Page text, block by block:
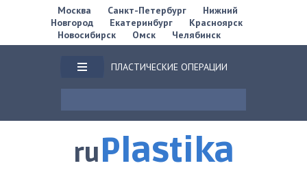
Москва Санкт-Петербург
Нижний
Новгород
Екатеринбург
Красноярск
Новосибирск
Омск Челябинск
ПЛАСТИЧЕСКИЕ ОПЕРАЦИИ
ruPlastika